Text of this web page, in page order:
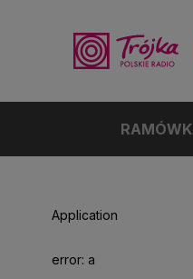
Application
error: a